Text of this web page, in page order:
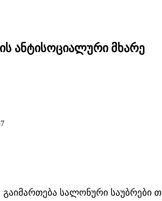
ანტისოციალური მხარე
გაიმართება სალონური საუბრები